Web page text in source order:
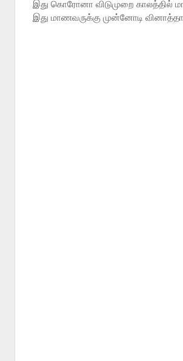
இது கொரோனா விடுமுறை காலத்தில்
இது மாணவருக்கு முன்னோடி